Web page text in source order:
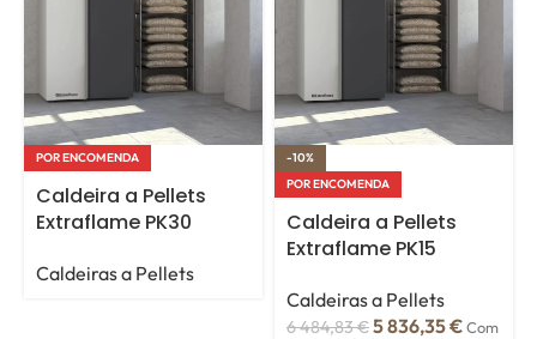
POR ENCOMENDA
Caldeira a Pellets
Extraflame PK30
Caldeiras a Pellets
-10%
POR ENCOMENDA
Caldeira a Pellets
Extraflame PK15
Caldeiras a Pellets
6 484,83€5 836,35€Com